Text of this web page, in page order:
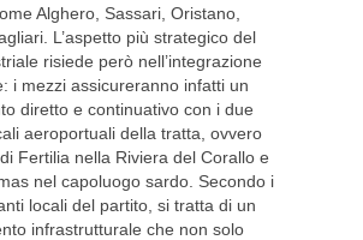
Alghero, Sassari, Oristano,
L’aspetto più strategico del
risiede però nell’integrazione
i mezzi assicureranno infatti un
diretto e continuativo con i due
aeroportuali della tratta, ovvero
Fertilia nella Riviera del Corallo e
nel capoluogo sardo. Secondo i
locali del partito, si tratta di un
infrastrutturale che non solo